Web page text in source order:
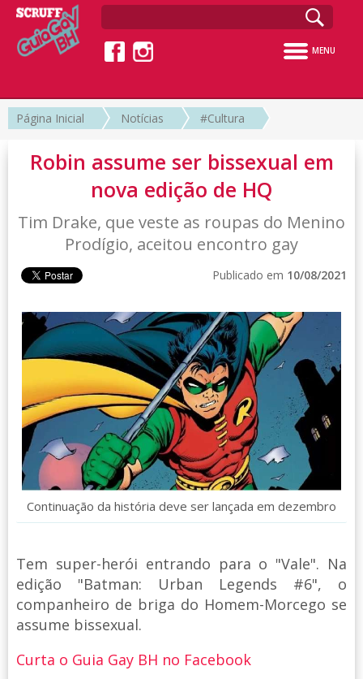
MENU
Página Inicial Notícias #Cultura
Robin assume ser bissexual em
nova edição de HQ
Tim Drake, que veste as roupas do Menino
Prodígio, aceitou encontro gay
Publicado em 10/08/2021
Continuação da história deve ser lançada em dezembro
Tem super-herói entrando para o "Vale". Na
edição "Batman: Urban Legends #6", o
companheiro de briga do Homem-Morcego se
assume bissexual.
Curta o Guia Gay BH no Facebook